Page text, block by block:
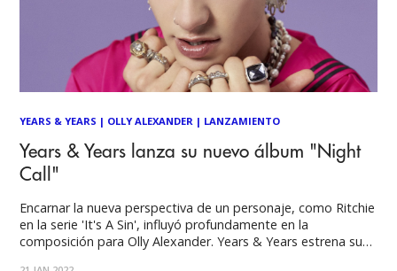
YEARS & YEARS | OLLY ALEXANDER | LANZAMIENTO
Years & Years lanza su nuevo álbum "Night
Call"
Encarnar la nueva perspectiva de un personaje, como Ritchie
en la serie 'It's A Sin', influyó profundamente en la
composición para Olly Alexander. Years & Years estrena su